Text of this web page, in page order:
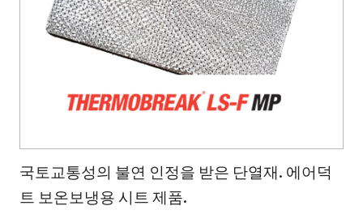
국토교통성의 불연 인정을 받은 단열재. 에어덕
트 보온보냉용 시트 제품.